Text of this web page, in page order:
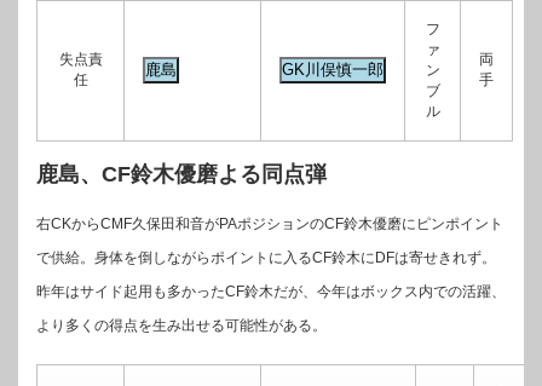
失点責
任
フ
ァ
ン
ブ
ル
両
手
鹿島、CF鈴木優磨よる同点弾
右CKからCMF久保田和音がPAポジションのCF鈴木優磨にピンポイント
で供給。身体を倒しながらポイントに入るCF鈴木にDFは寄せきれず。
昨年はサイド起用も多かったCF鈴木だが、今年はボックス内での活躍、
より多くの得点を生み出せる可能性がある。